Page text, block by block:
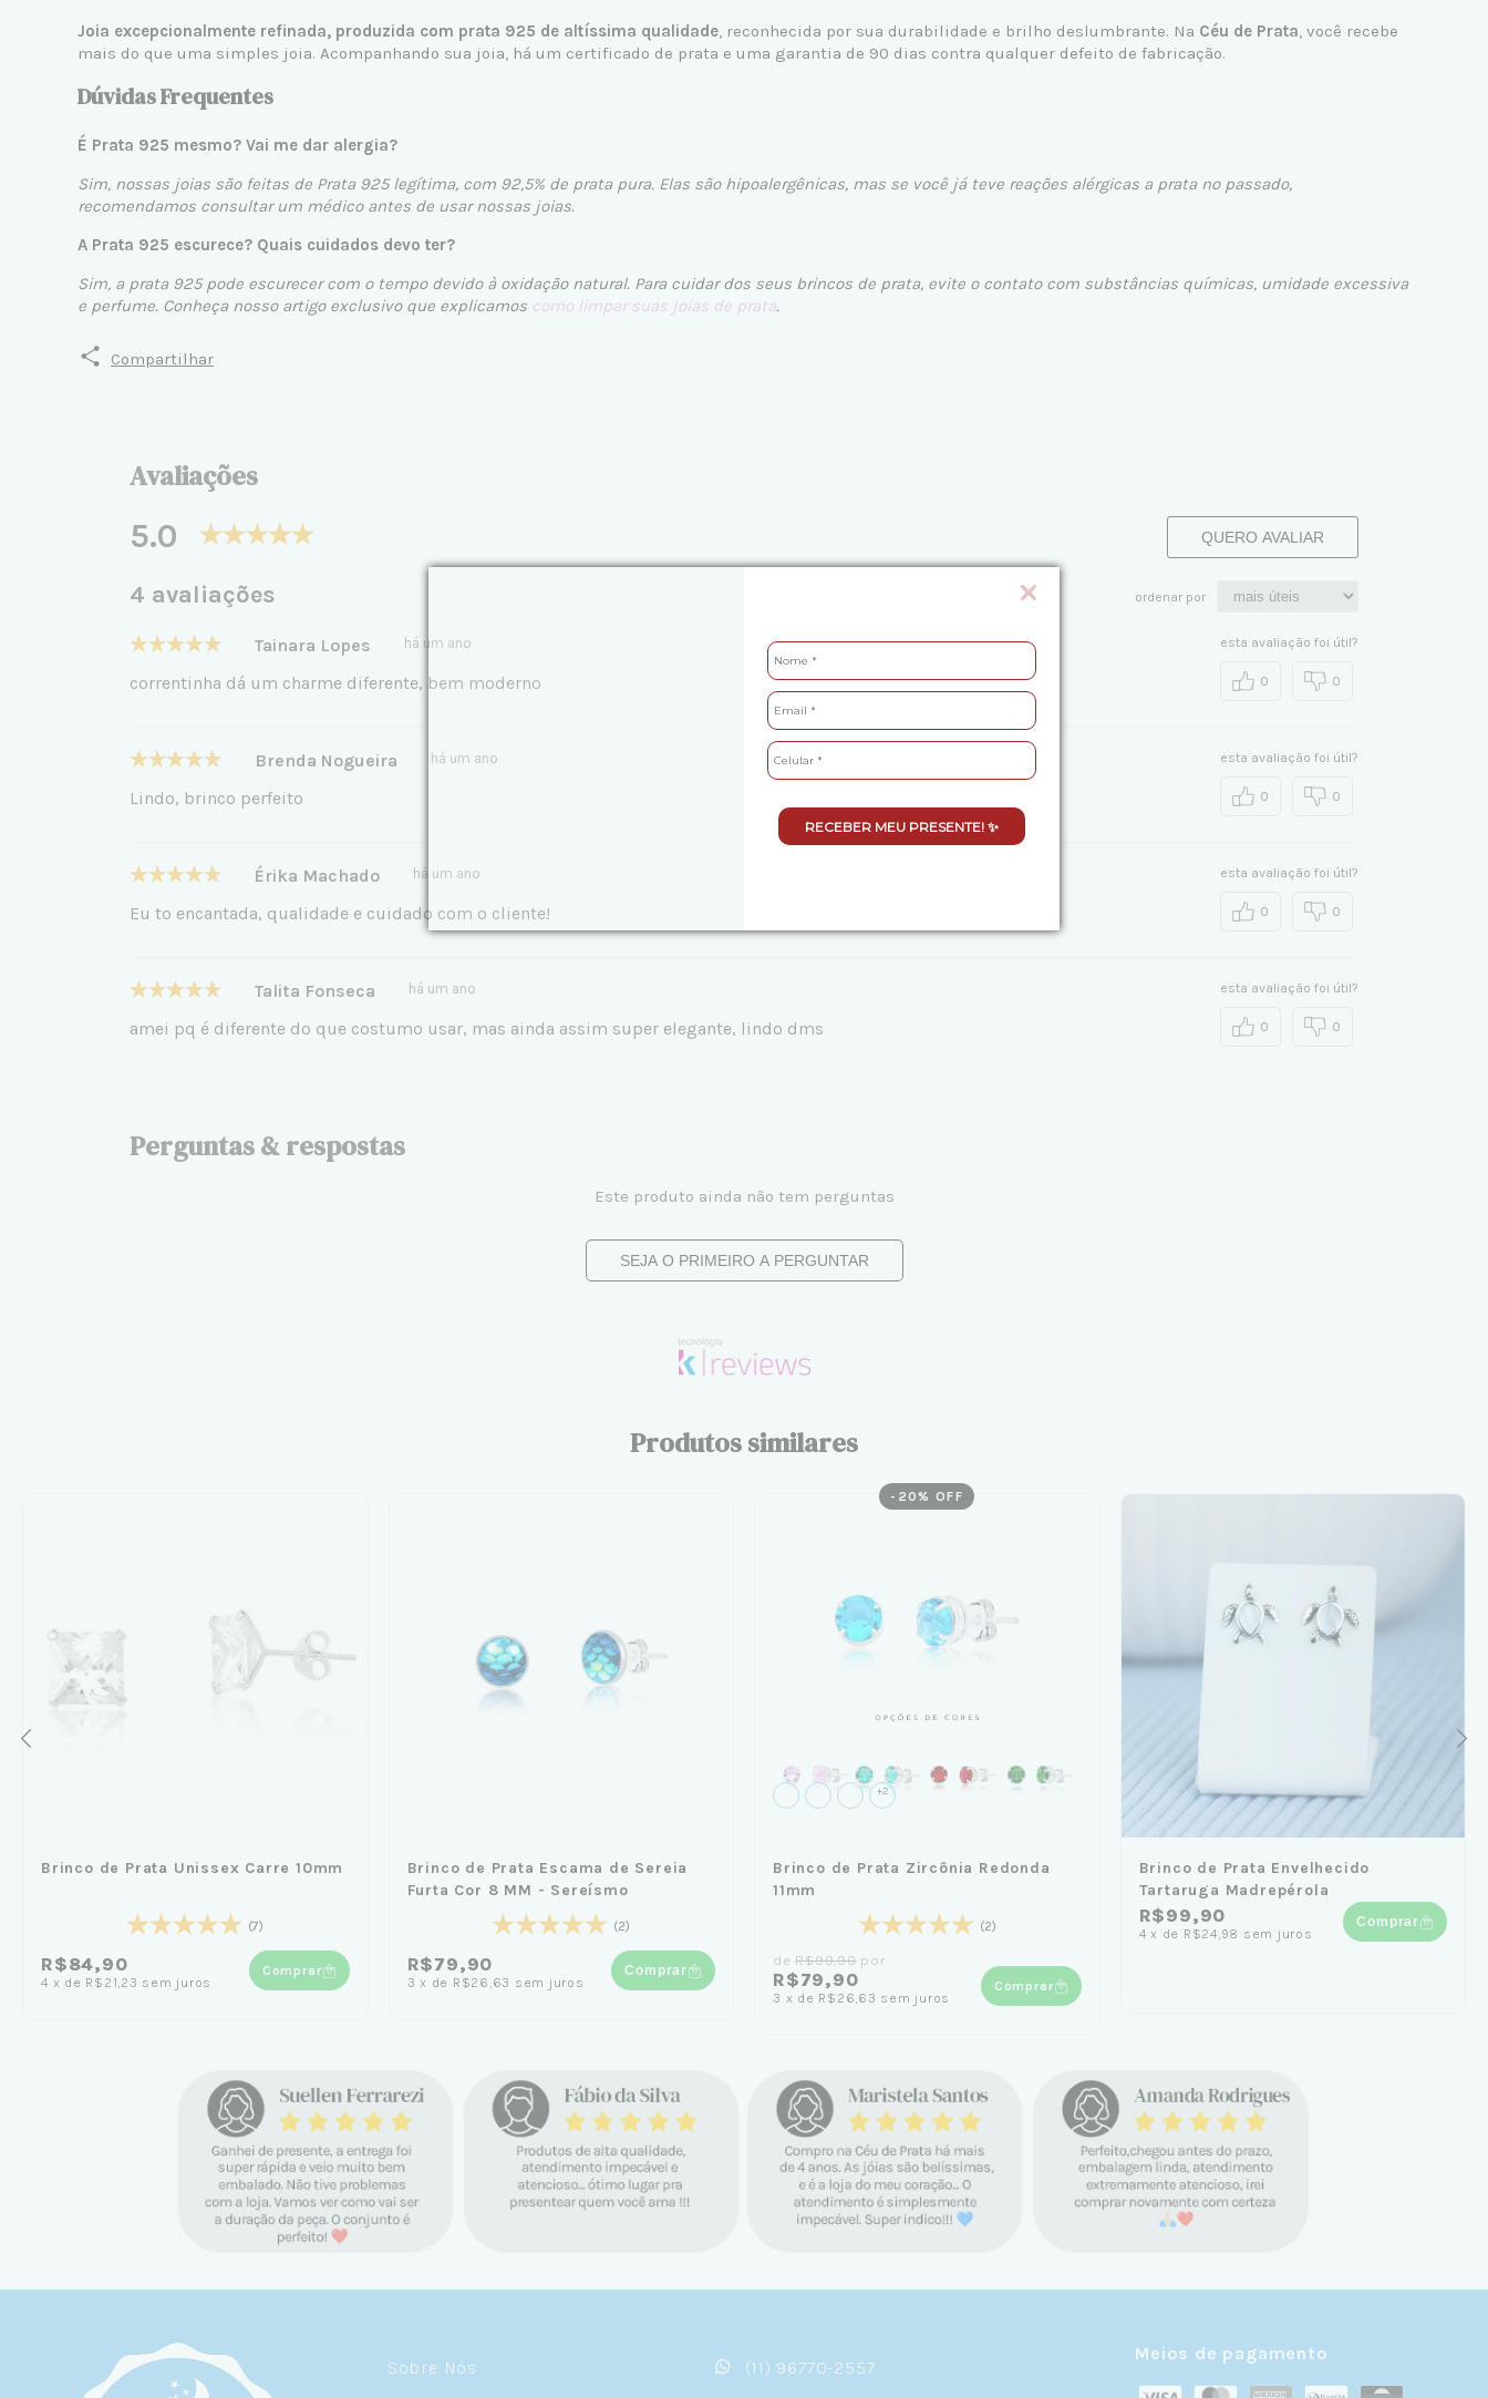
RECEBER MEU PRESENTE! ✨
Joia excepcionalmente refinada, produzida com prata 925 de altíssima qualidade, reconhecida por sua durabilidade e brilho deslumbrante. Na Céu de Prata, você recebe
mais do que uma simples joia. Acompanhando sua joia, há um certificado de prata e uma garantia de 90 dias contra qualquer defeito de fabricação.
Dúvidas Frequentes
É Prata 925 mesmo? Vai me dar alergia?
Sim, nossas joias são feitas de Prata 925 legítima, com 92,5% de prata pura. Elas são hipoalergênicas, mas se você já teve reações alérgicas a prata no passado,
recomendamos consultar um médico antes de usar nossas joias.
A Prata 925 escurece? Quais cuidados devo ter?
Sim, a prata 925 pode escurecer com o tempo devido à oxidação natural. Para cuidar dos seus brincos de prata, evite o contato com substâncias químicas, umidade excessiva
e perfume. Conheça nosso artigo exclusivo que explicamos como limpar suas joias de prata.
Compartilhar
Avaliações
5.0 QUERO AVALIAR
4 avaliações ordenar por
Tainara Lopes há um ano
correntinha dá um charme diferente, bem moderno
esta avaliação foi útil?
0 0
Brenda Nogueira há um ano
Lindo, brinco perfeito
esta avaliação foi útil?
0 0
Érika Machado há um ano
Eu to encantada, qualidade e cuidado com o cliente!
esta avaliação foi útil?
0 0
Talita Fonseca há um ano
amei pq é diferente do que costumo usar, mas ainda assim super elegante, lindo dms
esta avaliação foi útil?
0 0
Perguntas & respostas
Este produto ainda não tem perguntas
SEJA O PRIMEIRO A PERGUNTAR
Produtos similares
Brinco de Prata Unissex Carre 10mm
(7)
R$84,90
4 x de R$21,23 sem juros
Comprar
Brinco de Prata Escama de Sereia
Furta Cor 8 MM - Sereísmo
(2)
R$79,90
3 x de R$26,63 sem juros
Comprar
- 20 % OFF
+2
Brinco de Prata Zircônia Redonda
11mm
(2)
deR$99,90por
R$79,90
3 x de R$26,63 sem juros
Comprar
Brinco de Prata Envelhecido
Tartaruga Madrepérola
R$99,90
4 x de R$24,98 sem juros
Comprar
Sobre Nós (11) 96770-2557
Meios de pagamento